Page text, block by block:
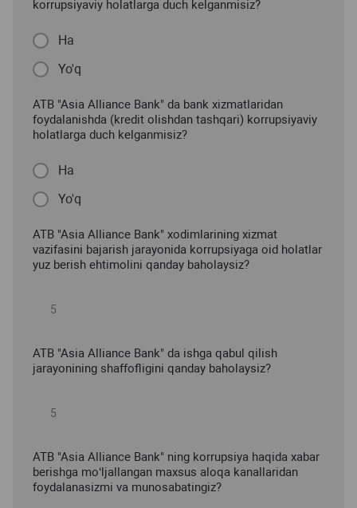
korrupsiyaviy holatlarga duch kelganmisiz?
Ha
Yo'q
ATB "Asia Alliance Bank" da bank xizmatlaridan
foydalanishda (kredit olishdan tashqari) korrupsiyaviy
holatlarga duch kelganmisiz?
Ha
Yo'q
ATB "Asia Alliance Bank" xodimlarining xizmat
vazifasini bajarish jarayonida korrupsiyaga oid holatlar
yuz berish ehtimolini qanday baholaysiz?
ATB "Asia Alliance Bank" da ishga qabul qilish
jarayonining shaffofligini qanday baholaysiz?
ATB "Asia Alliance Bank" ning korrupsiya haqida xabar
berishga mo‘ljallangan maxsus aloqa kanallaridan
foydalanasizmi va munosabatingiz?